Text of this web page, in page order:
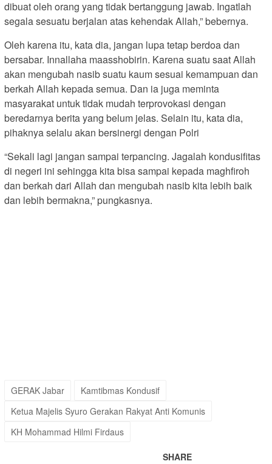
dibuat oleh orang yang tidak bertanggung jawab. Ingatlah
segala sesuatu berjalan atas kehendak Allah,” bebernya.
Oleh karena itu, kata dia, jangan lupa tetap berdoa dan
bersabar. Innallaha maasshobirin. Karena suatu saat Allah
akan mengubah nasib suatu kaum sesuai kemampuan dan
berkah Allah kepada semua. Dan ia juga meminta
masyarakat untuk tidak mudah terprovokasi dengan
beredarnya berita yang belum jelas. Selain itu, kata dia,
pihaknya selalu akan bersinergi dengan Polri
“Sekali lagi jangan sampai terpancing. Jagalah kondusifitas
di negeri ini sehingga kita bisa sampai kepada maghfiroh
dan berkah dari Allah dan mengubah nasib kita lebih baik
dan lebih bermakna,” pungkasnya.
GERAK Jabar
Kamtibmas Kondusif
Ketua Majelis Syuro Gerakan Rakyat Anti Komunis
KH Mohammad Hilmi Firdaus
SHARE